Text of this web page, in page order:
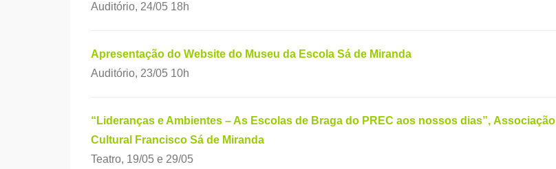
Auditório, 24/05 18h
Apresentação do Website do Museu da Escola Sá de Miranda
Auditório, 23/05 10h
“Lideranças e Ambientes – As Escolas de Braga do PREC aos nossos dias”, Associação
Cultural Francisco Sá de Miranda
Teatro, 19/05 e 29/05